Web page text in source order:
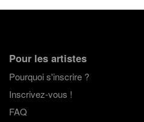
Pour les artistes
Pourquoi s'inscrire ?
Inscrivez-vous !
FAQ